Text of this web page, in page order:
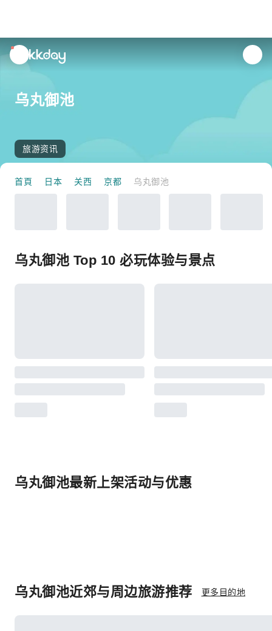
unread
notifications
乌丸御池
旅游资讯
首頁 日本 关西 京都 乌丸御池
乌丸御池 Top 10 必玩体验与景点
乌丸御池最新上架活动与优惠
乌丸御池近郊与周边旅游推荐 更多目的地